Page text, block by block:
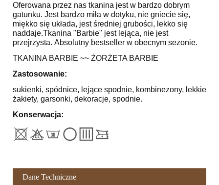
Oferowana przez nas tkanina jest w bardzo dobrym
gatunku. Jest bardzo miła w dotyku, nie gniecie się,
miękko się układa, jest średniej grubości, lekko się
naddaje.Tkanina "Barbie" jest lejąca, nie jest
przejrzysta. Absolutny bestseller w obecnym sezonie.
TKANINA BARBIE ~~ ŻORŻETA BARBIE
Zastosowanie:
sukienki, spódnice, lejące spodnie, kombinezony, lekkie
żakiety, garsonki, dekoracje, spodnie.
Konserwacja:
Dane Techniczne